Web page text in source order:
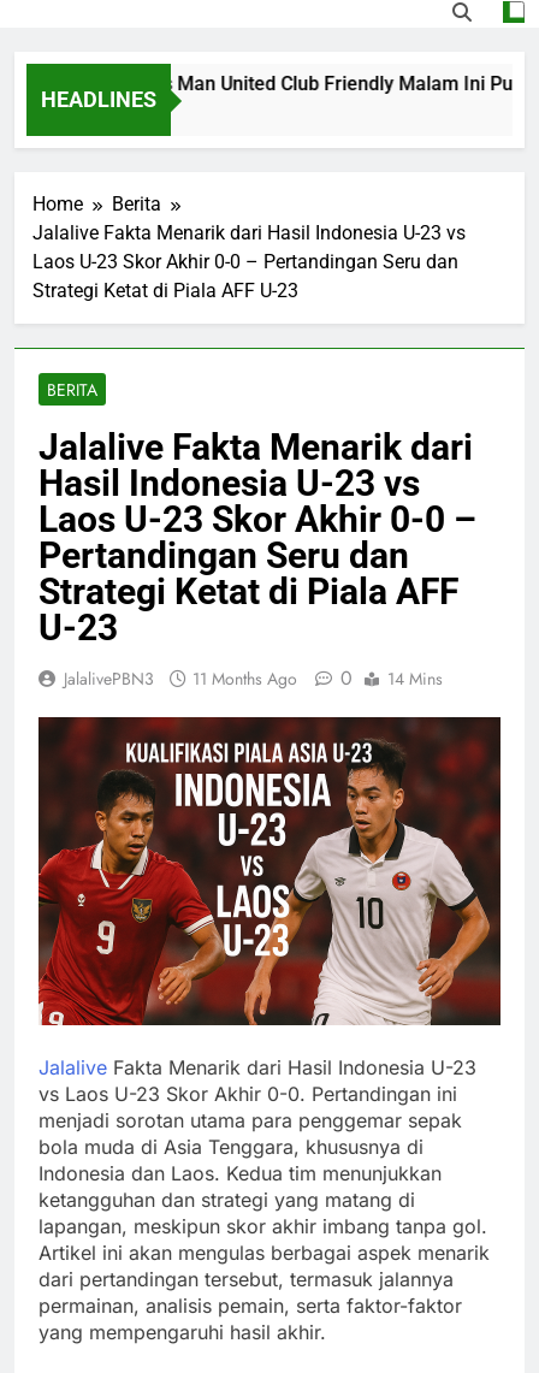
HEADLINES
PSG vs Man United Club Friendly Malam Ini Pukul
Home
Berita
Jalalive Fakta Menarik dari Hasil Indonesia U-23 vs
Laos U-23 Skor Akhir 0-0 – Pertandingan Seru dan
Strategi Ketat di Piala AFF U-23
BERITA
Jalalive Fakta Menarik dari
Hasil Indonesia U-23 vs
Laos U-23 Skor Akhir 0-0 –
Pertandingan Seru dan
Strategi Ketat di Piala AFF
U-23
JalalivePBN3 11 Months Ago 0 14 Mins
Jalalive Fakta Menarik dari Hasil Indonesia U-23
vs Laos U-23 Skor Akhir 0-0. Pertandingan ini
menjadi sorotan utama para penggemar sepak
bola muda di Asia Tenggara, khususnya di
Indonesia dan Laos. Kedua tim menunjukkan
ketangguhan dan strategi yang matang di
lapangan, meskipun skor akhir imbang tanpa gol.
Artikel ini akan mengulas berbagai aspek menarik
dari pertandingan tersebut, termasuk jalannya
permainan, analisis pemain, serta faktor-faktor
yang mempengaruhi hasil akhir.